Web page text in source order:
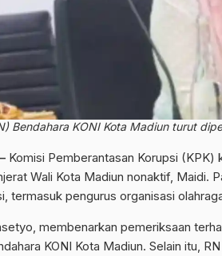
Bendahara KONI Kota Madiun turut
Komisi Pemberantasan Korupsi
Wali Kota Madiun nonaktif, Maidi.
termasuk pengurus organisasi
membenarkan pemeriksaan
KONI Kota Madiun. Selain itu,